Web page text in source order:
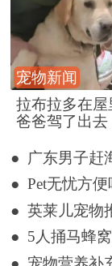
宠物新闻
拉布拉多在屋
爸爸驾了出去
● 英莱儿宠物
● 5人捅马蜂